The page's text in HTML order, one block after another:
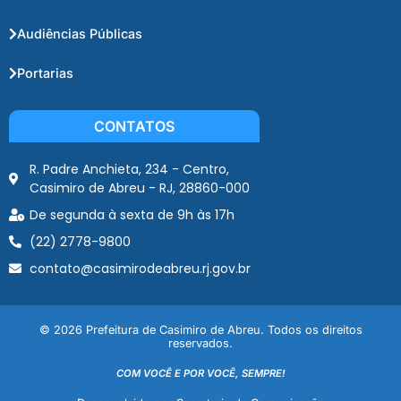
Audiências Públicas
Portarias
CONTATOS
R. Padre Anchieta, 234 - Centro,
Casimiro de Abreu - RJ, 28860-000
De segunda à sexta de 9h às 17h
(22) 2778-9800
contato@casimirodeabreu.rj.gov.br
© 2026 Prefeitura de Casimiro de Abreu. Todos os direitos
reservados.
COM VOCÊ E POR VOCÊ, SEMPRE!